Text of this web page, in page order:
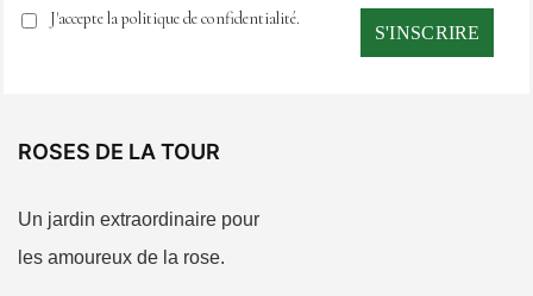
J'accepte la politique de confidentialité.
ROSES DE LA TOUR
Un jardin extraordinaire pour
les amoureux de la rose.